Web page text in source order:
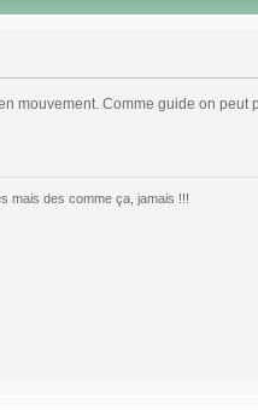
mouvement. Comme guide on peut
mais des comme ça, jamais !!!